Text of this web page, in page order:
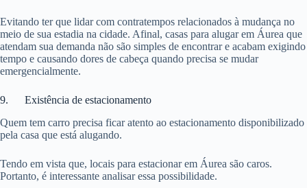
Evitando ter que lidar com contratempos relacionados à mudança no
meio de sua estadia na cidade. Afinal, casas para alugar em Áurea que
atendam sua demanda não são simples de encontrar e acabam exigindo
tempo e causando dores de cabeça quando precisa se mudar
emergencialmente.
9. Existência de estacionamento
Quem tem carro precisa ficar atento ao estacionamento disponibilizado
pela casa que está alugando.
Tendo em vista que, locais para estacionar em Áurea são caros.
Portanto, é interessante analisar essa possibilidade.